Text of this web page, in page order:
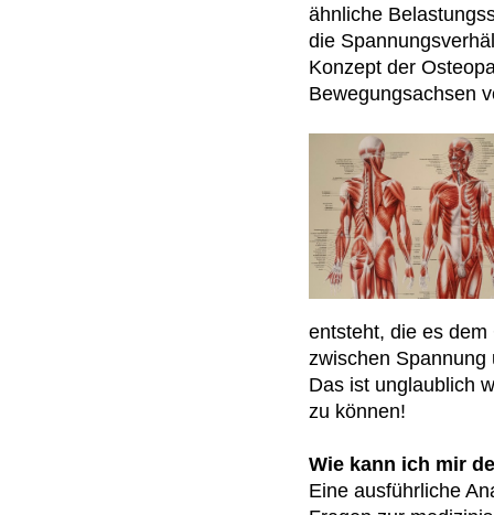
ähnliche
die
Konzept der
Bewegungsachsen
entsteht, die es
zwischen Spannung
Das ist unglaublich
zu können!
Wie kann ich mir
Eine ausführliche